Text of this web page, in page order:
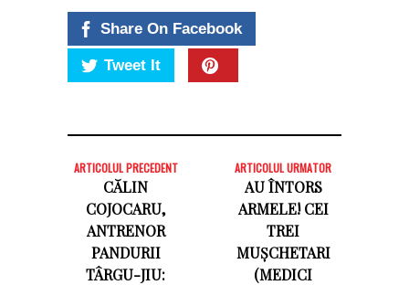
Share On Facebook
Tweet It
ARTICOLUL PRECEDENT
CĂLIN
COJOCARU,
ANTRENOR
PANDURII
TÂRGU-JIU:
ARTICOLUL URMATOR
AU ÎNTORS
ARMELE! CEI
TREI
MUȘCHETARI
(MEDICI